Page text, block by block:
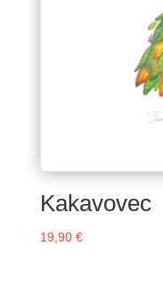
Kakavovec
19,90 €